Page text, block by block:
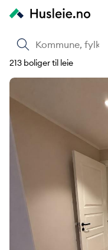
213 boliger til leie